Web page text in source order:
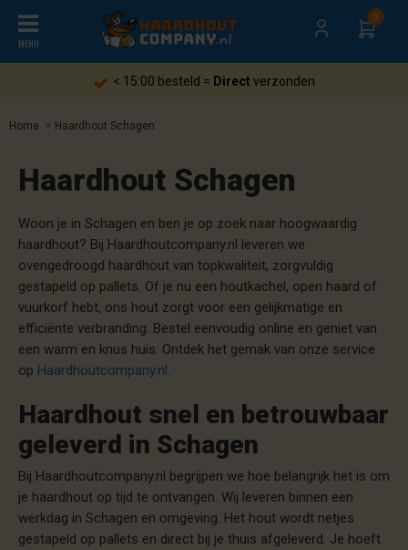
MENU
0
Gratisverzending
Home Haardhout Schagen
Haardhout Schagen
Woon je in Schagen en ben je op zoek naar hoogwaardig
haardhout? Bij Haardhoutcompany.nl leveren we
ovengedroogd haardhout van topkwaliteit, zorgvuldig
gestapeld op pallets. Of je nu een houtkachel, open haard of
vuurkorf hebt, ons hout zorgt voor een gelijkmatige en
efficiënte verbranding. Bestel eenvoudig online en geniet van
een warm en knus huis. Ontdek het gemak van onze service
op Haardhoutcompany.nl.
Haardhout snel en betrouwbaar
geleverd in Schagen
Bij Haardhoutcompany.nl begrijpen we hoe belangrijk het is om
je haardhout op tijd te ontvangen. Wij leveren binnen een
werkdag in Schagen en omgeving. Het hout wordt netjes
gestapeld op pallets en direct bij je thuis afgeleverd. Je hoeft